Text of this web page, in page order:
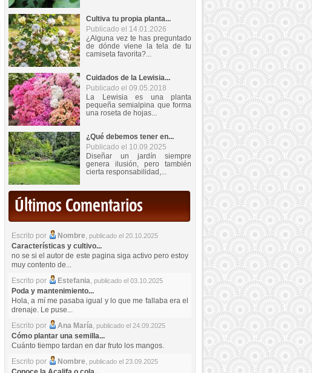
Cultiva tu propia planta...
Publicado el 14.01.2026
¿Alguna vez te has preguntado
de dónde viene la tela de tu
camiseta favorita?...
Cuidados de la Lewisia...
Publicado el 09.05.2018
La Lewisia es una planta
pequeña semialpina que forma
una roseta de hojas...
¿Qué debemos tener en...
Publicado el 10.09.2025
Diseñar un jardín siempre
genera ilusión, pero también
cierta responsabilidad,...
Últimos Comentarios
Escrito por Nombre, publicado el 20.10.2025
Características y cultivo...
no se si el autor de este pagina siga activo pero estoy
muy contento de...
Escrito por
Estefania, publicado el 03.10.2025
Poda y mantenimiento...
Hola, a mí me pasaba igual y lo que me fallaba era el
drenaje. Le puse...
Escrito por
Ana María, publicado el 24.09.2025
Cómo plantar una semilla...
Cuánto tiempo tardan en dar fruto los mangos.
Escrito por
Nombre, publicado el 23.09.2025